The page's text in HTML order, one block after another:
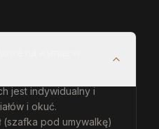
jest indywidualny i
i okuć.
(szafka pod umywalkę)